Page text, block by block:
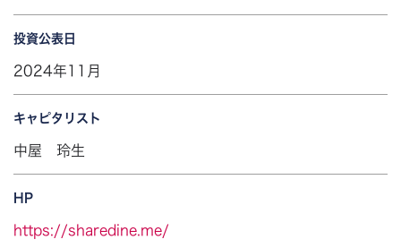
投資公表日
2024年11月
キャピタリスト
中屋 玲生
HP
https://sharedine.me/